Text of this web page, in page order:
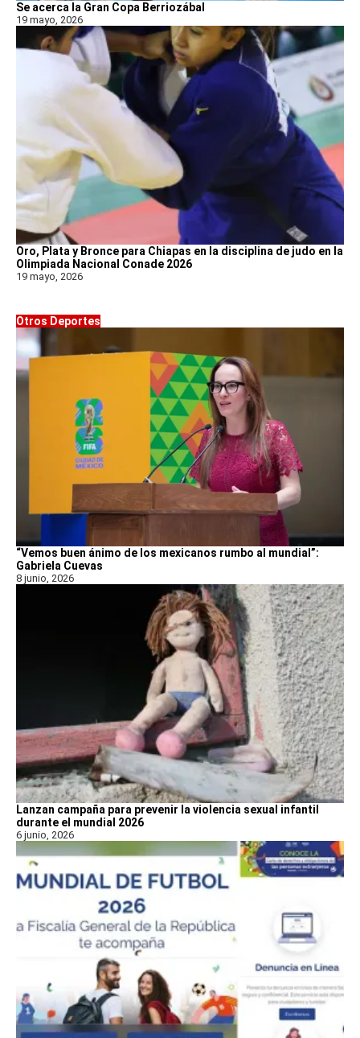
Se acerca la Gran Copa Berriozábal
19 mayo, 2026
Oro, Plata y Bronce para Chiapas en la disciplina de judo en la
Olimpiada Nacional Conade 2026
19 mayo, 2026
Otros Deportes
“Vemos buen ánimo de los mexicanos rumbo al mundial”:
Gabriela Cuevas
8 junio, 2026
Lanzan campaña para prevenir la violencia sexual infantil
durante el mundial 2026
6 junio, 2026